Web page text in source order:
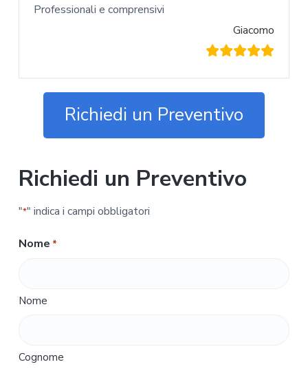
Professionali e comprensivi
Giacomo
Richiedi un Preventivo
Richiedi un Preventivo
"*" indica i campi obbligatori
Nome *
Nome
Cognome